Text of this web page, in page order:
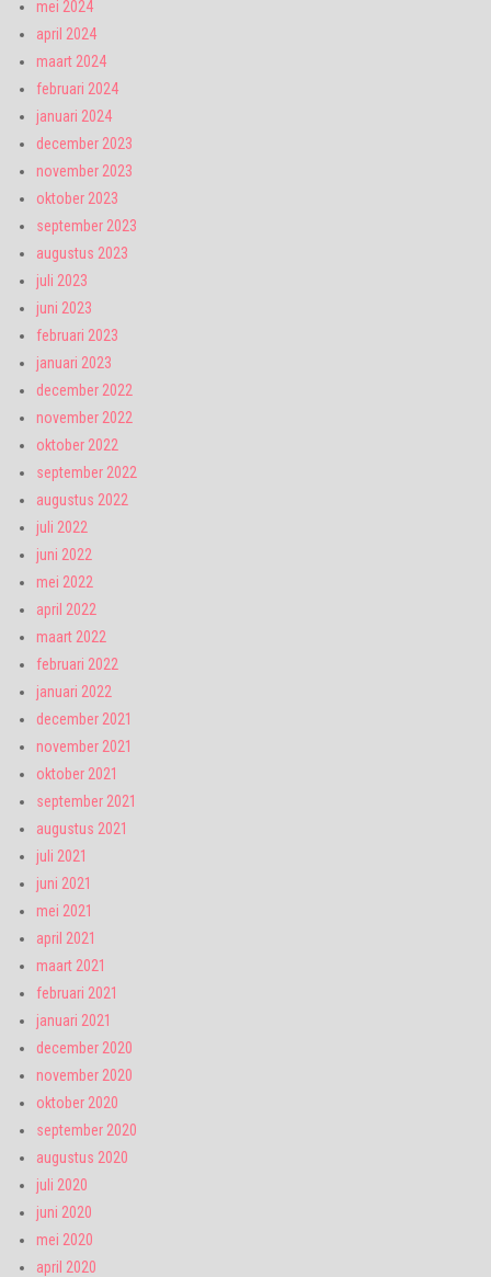
mei 2024
april 2024
maart 2024
februari 2024
januari 2024
december 2023
november 2023
oktober 2023
september 2023
augustus 2023
juli 2023
juni 2023
februari 2023
januari 2023
december 2022
november 2022
oktober 2022
september 2022
augustus 2022
juli 2022
juni 2022
mei 2022
april 2022
maart 2022
februari 2022
januari 2022
december 2021
november 2021
oktober 2021
september 2021
augustus 2021
juli 2021
juni 2021
mei 2021
april 2021
maart 2021
februari 2021
januari 2021
december 2020
november 2020
oktober 2020
september 2020
augustus 2020
juli 2020
juni 2020
mei 2020
april 2020